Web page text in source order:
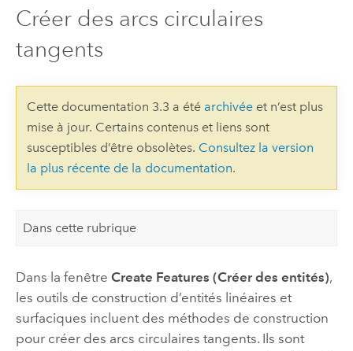
Créer des arcs circulaires
tangents
Cette documentation 3.3 a été archivéeet n’est plus
mise à jour. Certains contenus et liens sont
susceptibles d’être obsolètes. Consultez la version
la plus récente de la documentation.
Dans cette rubrique
Dans la fenêtre Create Features (Créer des entités),
les outils de construction d’entités linéaires et
surfaciques incluent des méthodes de construction
pour créer des arcs circulaires tangents. Ils sont